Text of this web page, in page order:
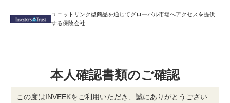
ユニットリンク型商品を通じてグローバル市場へアクセスを提供
する保険会社
本人確認書類のご確認
この度はINVEEKをご利用いただき、誠にありがとうござい